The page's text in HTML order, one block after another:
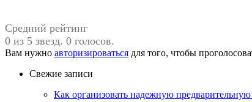
Средний рейтинг
0 из 5 звезд. 0 голосов.
Вам нужно авторизироваться для того, чтобы
Свежие записи
Как организовать надежную